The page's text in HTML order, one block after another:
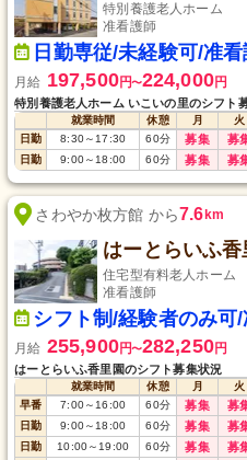
特別養護老人ホーム
准看護師
日勤専従/未経験可/准
月給 197,500円〜224,000円
特別養護老人ホーム いこいの里のシフト
就業時間 休憩 月 火
日勤
8:30～ 17:30 60分 募集 募
日勤 9:00～ 18:00 60分 募集 募
さわやか枚方館 から7.6km
はーとらいふ香
住宅型有料老人ホーム
准看護師
シフト制/経験者のみ可
月給 255,900円〜282,250円
はーとらいふ香里園のシフト募集状況
就業時間 休憩 月 火
早番
7:00～16:00 60分 募集 募
日勤 9:00～18:00 60分 募集 募
日勤 10:00～19:00 60分 募集 募